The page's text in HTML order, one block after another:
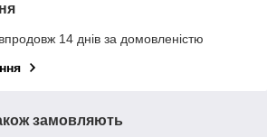
14 днів за домовленістю
замовляють